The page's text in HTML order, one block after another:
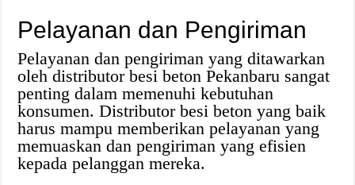
Pelayanan dan Pengiriman
Pelayanan dan pengiriman yang ditawarkan
oleh distributor besi beton Pekanbaru sangat
penting dalam memenuhi kebutuhan
konsumen. Distributor besi beton yang baik
harus mampu memberikan pelayanan yang
memuaskan dan pengiriman yang efisien
kepada pelanggan mereka.